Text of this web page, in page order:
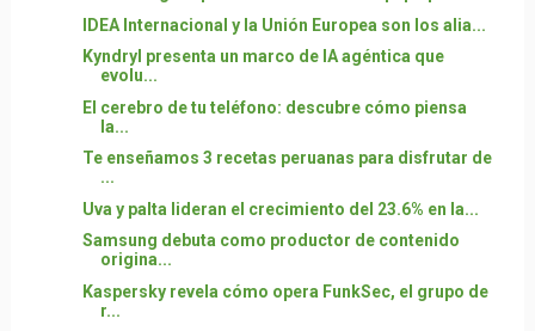
IDEA Internacional y la Unión Europea son los alia...
Kyndryl presenta un marco de IA agéntica que
evolu...
El cerebro de tu teléfono: descubre cómo piensa
la...
Te enseñamos 3 recetas peruanas para disfrutar de
...
Uva y palta lideran el crecimiento del 23.6% en la...
Samsung debuta como productor de contenido
origina...
Kaspersky revela cómo opera FunkSec, el grupo de
r...